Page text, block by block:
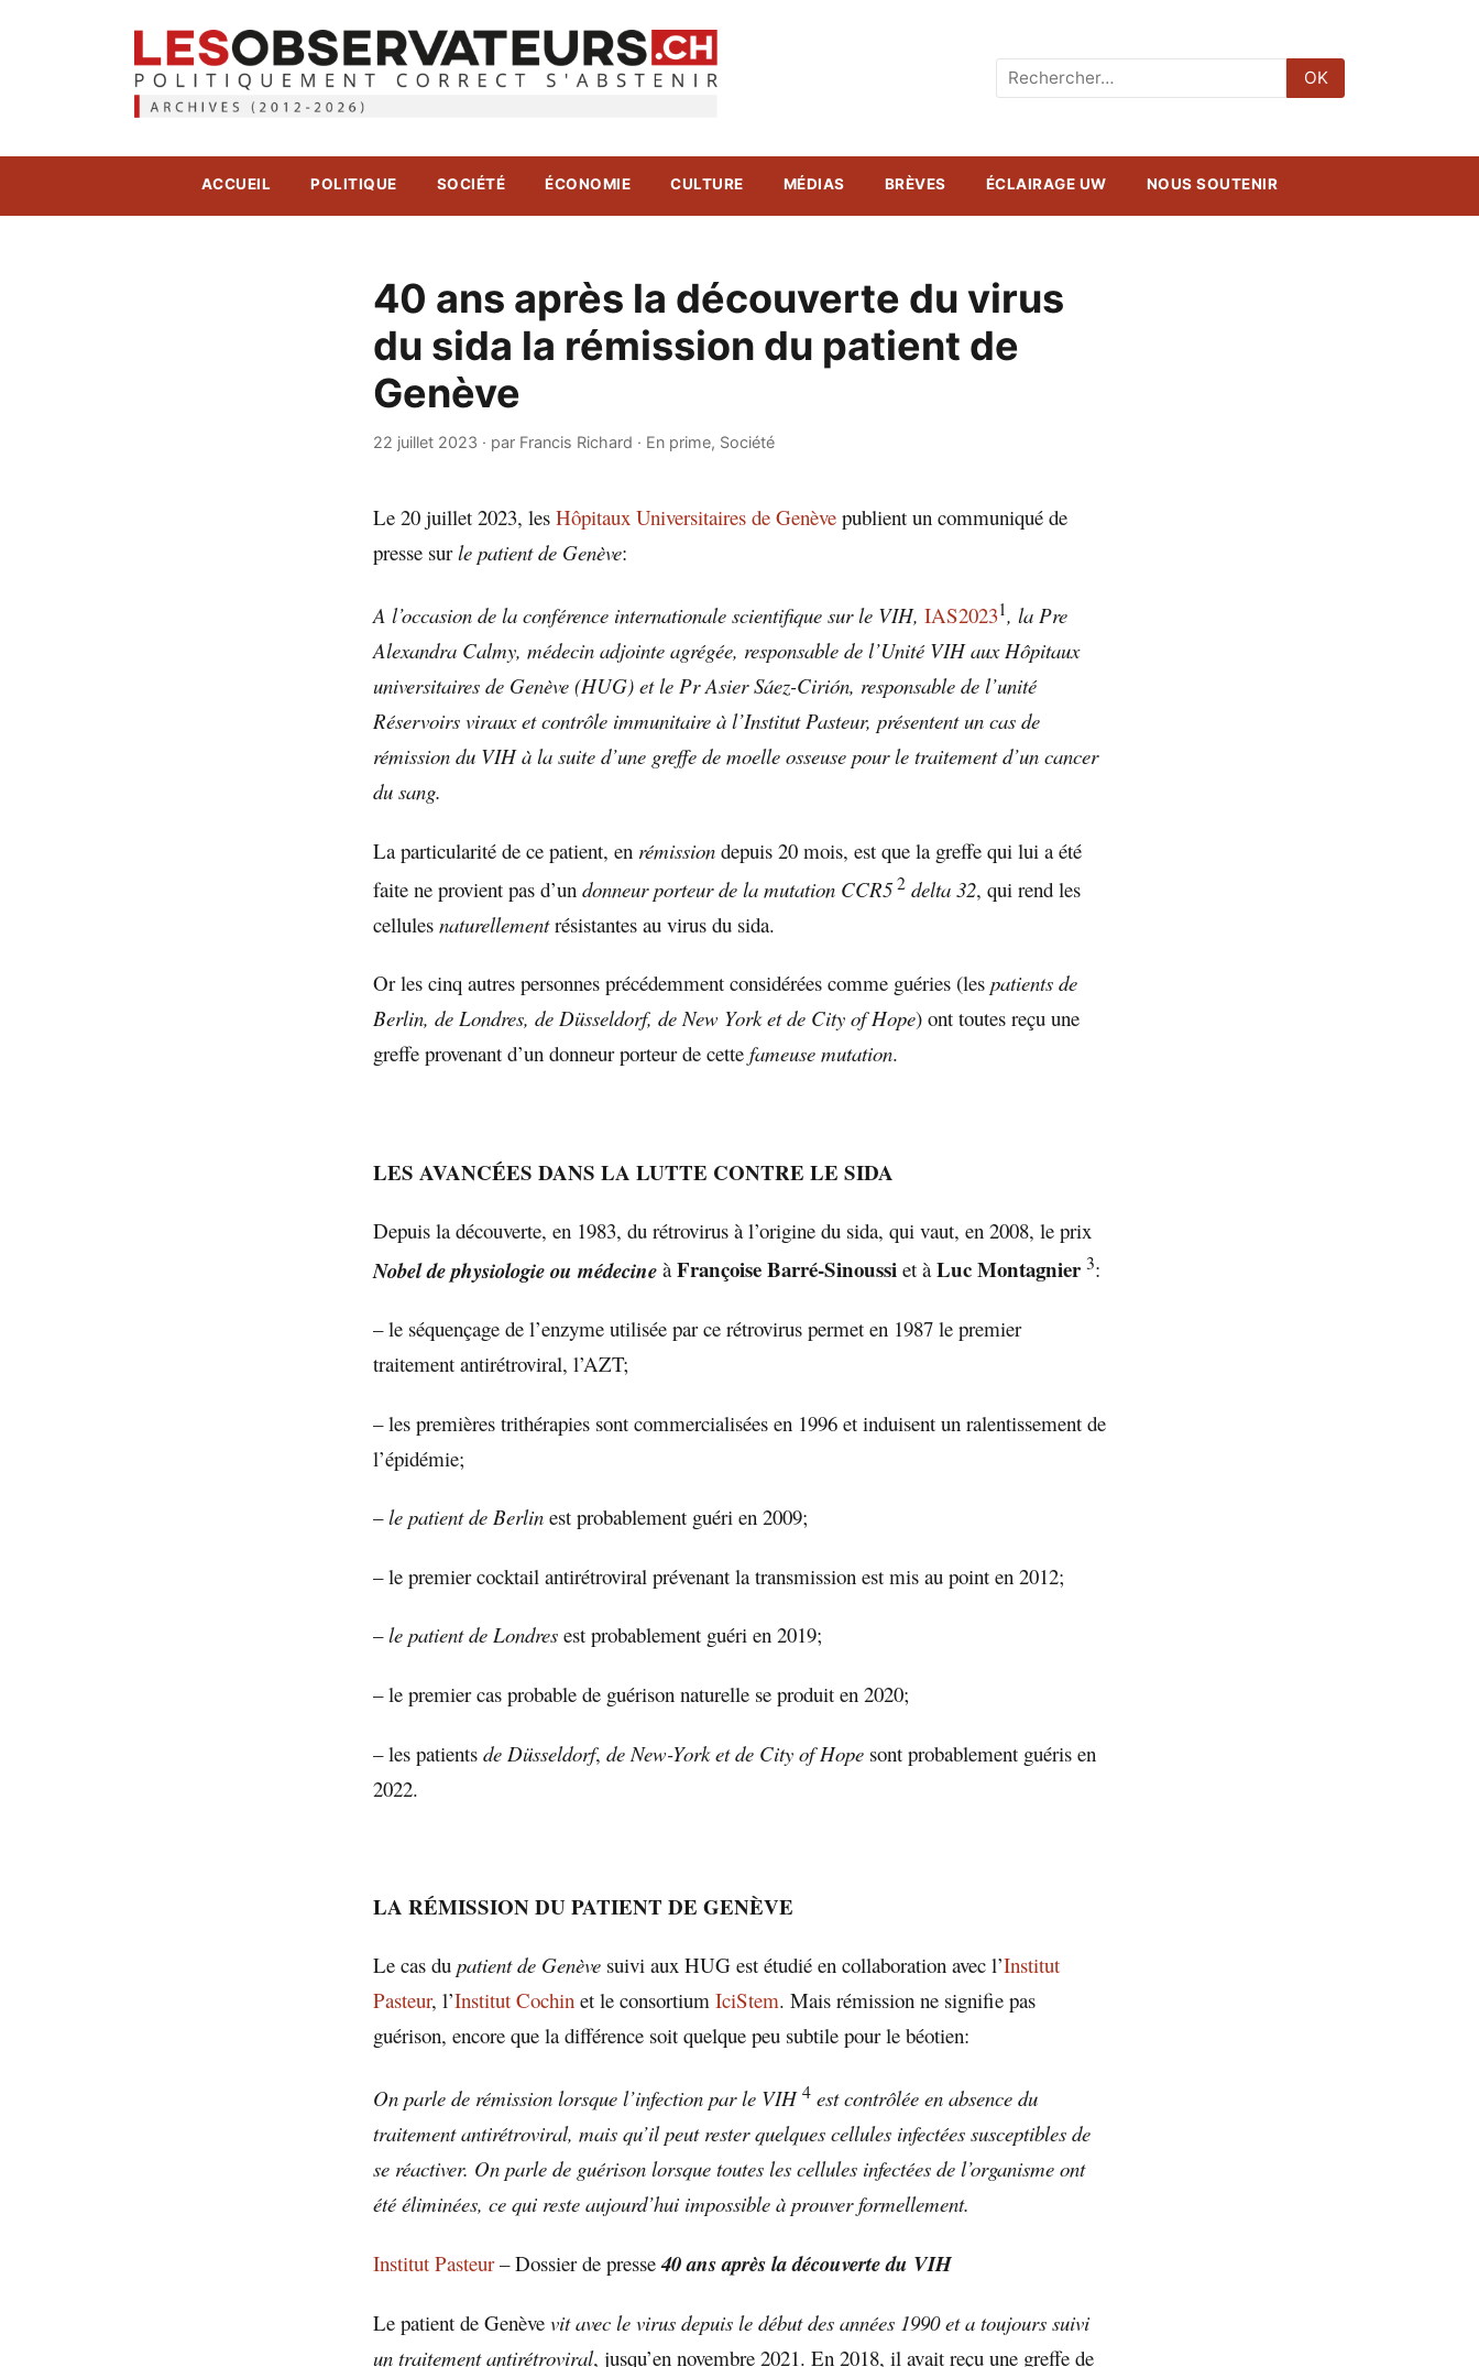
Rechercher
:
OK
ACCUEIL POLITIQUE SOCIÉTÉ ÉCONOMIE CULTURE MÉDIAS BRÈVES ÉCLAIRAGE UW NOUS SOUTENIR
40 ans après la découverte du virus
du sida la rémission du patient de
Genève
22 juillet 2023 · par Francis Richard · En prime, Société
Le 20 juillet 2023, les Hôpitaux Universitaires de Genève publient un communiqué de
presse surle patient de Genève:
A l’occasion de la conférence internationale scientifique sur le VIH, IAS20231, la Pre
Alexandra Calmy, médecin adjointe agrégée, responsable de l’Unité VIH aux Hôpitaux
universitaires de Genève (HUG) et le Pr Asier Sáez-Cirión, responsable de l’unité
Réservoirs viraux et contrôle immunitaire à l’Institut Pasteur, présentent un cas de
rémission du VIH à la suite d’une greffe de moelle osseuse pour le traitement d’un cancer
du sang.
La particularité de ce patient, en rémission depuis 20 mois, est que la greffe qui lui a été
faite ne provient pas d’un donneur porteur de la mutation CCR52 delta 32, qui rend les
cellules naturellementrésistantes au virus du sida.
Or les cinq autres personnes précédemment considérées comme guéries (les patients de
Berlin, de Londres, de Düsseldorf, de New York et de City of Hope) ont toutes reçu une
greffe provenant d’un donneur porteur de cette fameuse mutation.
LES AVANCÉES DANS LA LUTTE CONTRE LE SIDA
Depuis la découverte, en 1983, du rétrovirus à l’origine du sida, qui vaut, en 2008, le prix
Nobel de physiologie ou médecine àFrançoise Barré-Sinoussi et àLuc Montagnier 3:
– le séquençage de l’enzyme utilisée par ce rétrovirus permet en 1987 le premier
traitement antirétroviral, l’AZT;
– les premières trithérapies sont commercialisées en 1996 et induisent un ralentissement de
l’épidémie;
–le patient de Berlin est probablement guéri en 2009;
– le premier cocktail antirétroviral prévenant la transmission est mis au point en 2012;
–le patient de Londres est probablement guéri en 2019;
– le premier cas probable de guérison naturelle se produit en 2020;
– les patients de Düsseldorf, de New-York et de City of Hope sont probablement guéris en
2022.
LA RÉMISSION DU PATIENT DE GENÈVE
Le cas du patient de Genève suivi aux HUG est étudié en collaboration avec l’Institut
Pasteur, l’Institut Cochin et le consortium IciStem. Mais rémission ne signifie pas
guérison, encore que la différence soit quelque peu subtile pour le béotien:
On parle de rémission lorsque l’infection par le VIH4 est contrôlée en absence du
traitement antirétroviral, mais qu’il peut rester quelques cellules infectées susceptibles de
se réactiver. On parle de guérison lorsque toutes les cellules infectées de l’organisme ont
été éliminées, ce qui reste aujourd’hui impossible à prouver formellement.
Institut Pasteur– Dossier de presse40 ans après la découverte du VIH
Le patient de Genève vit avec le virus depuis le début des années 1990 et a toujours suivi
un traitement antirétroviral, jusqu’en novembre 2021. En 2018, il avait reçu une greffe de